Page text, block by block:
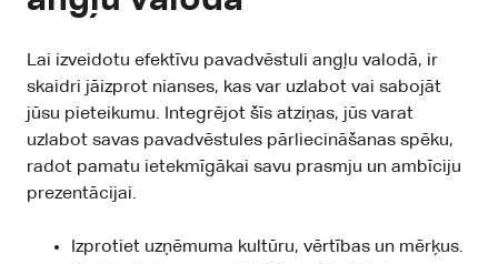
Lai izveidotu efektīvu pavadvēstuli angļu valodā, ir
skaidri jāizprot nianses, kas var uzlabot vai sabojāt
jūsu pieteikumu. Integrējot šīs atziņas, jūs varat
uzlabot savas pavadvēstules pārliecināšanas spēku,
radot pamatu ietekmīgākai savu prasmju un ambīciju
prezentācijai.
Izprotiet uzņēmuma kultūru, vērtības un mērķus.